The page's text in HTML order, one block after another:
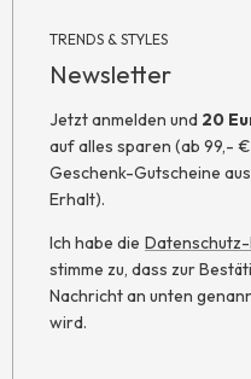
TRENDS & STYLES
Newsletter
Jetzt anmelden und 20
auf alles sparen (ab 99,-
Geschenk-Gutscheine
Erhalt).
Ich habe die
stimme zu, dass zur
Nachricht an unten
wird.